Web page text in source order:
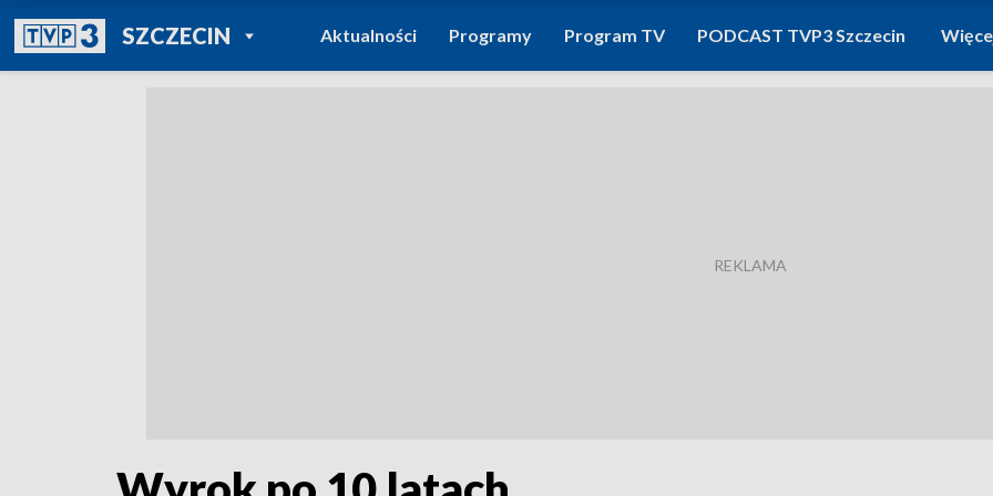
SZCZECINPOWRÓT DO
TVP REGIONY
Aktualności Programy Program TV PODCAST TVP3 Szczecin